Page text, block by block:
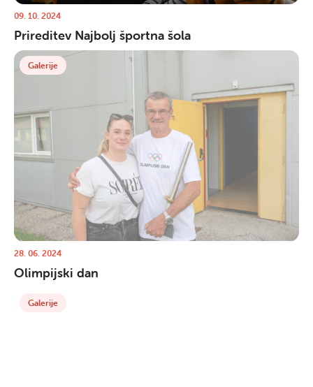
09. 10. 2024
Prireditev Najbolj športna šola
Galerije
28. 06. 2024
Olimpijski dan
Galerije